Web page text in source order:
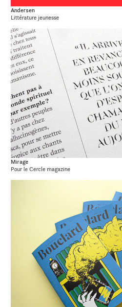
Andersen
Littérature jeunesse
Mirage
Pour le Cercle magazine